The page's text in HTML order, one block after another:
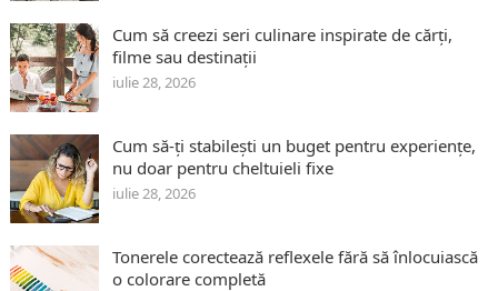
Cum să creezi seri culinare inspirate de cărți,
filme sau destinații
iulie 28, 2026
Cum să-ți stabilești un buget pentru experiențe,
nu doar pentru cheltuieli fixe
iulie 28, 2026
Tonerele corectează reflexele fără să înlocuiască
o colorare completă